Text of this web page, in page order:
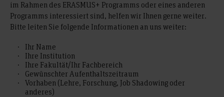
im Rahmen des ERASMUS+ Programms oder eines anderen
Programms interessiert sind, helfen wir Ihnen gerne weiter.
Bitte leiten Sie folgende Informationen an uns weiter:
Ihr Name
Ihre Institution
Ihre Fakultät/Ihr Fachbereich
Gewünschter Aufenthaltszeitraum
Vorhaben (Lehre, Forschung, Job Shadowing oder
anderes)